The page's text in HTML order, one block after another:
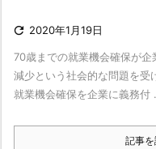
 2020年1月19日
70歳までの就業機会確保が
減少という社会的な問題を
就業機会確保を企業に義務付
記事